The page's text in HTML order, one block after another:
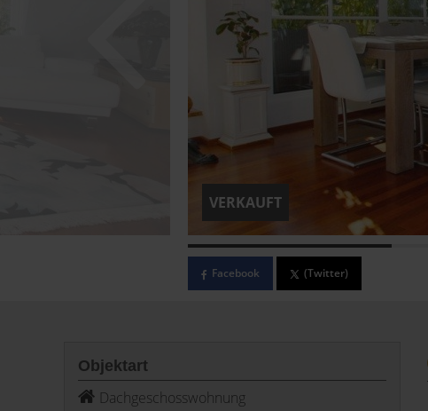
VERKAUFT
Facebook (Twitter)
Objektart
Dachgeschosswohnung